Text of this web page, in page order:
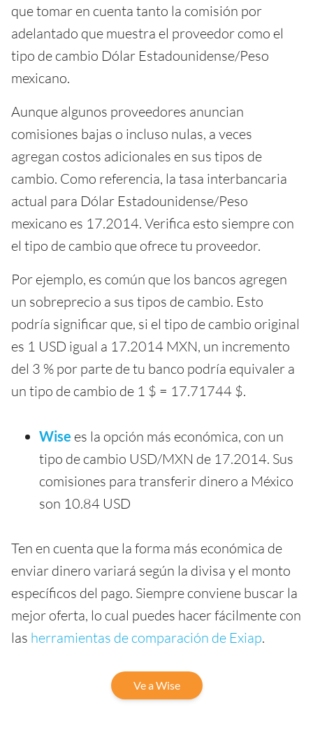
que tomar en cuenta tanto la comisión por
adelantado que muestra el proveedor como el
tipo de cambio Dólar Estadounidense/Peso
mexicano.
Aunque algunos proveedores anuncian
comisiones bajas o incluso nulas, a veces
agregan costos adicionales en sus tipos de
cambio. Como referencia, la tasa interbancaria
actual para Dólar Estadounidense/Peso
mexicano es 17.2014. Verifica esto siempre con
el tipo de cambio que ofrece tu proveedor.
Por ejemplo, es común que los bancos agregen
un sobreprecio a sus tipos de cambio. Esto
podría significar que, si el tipo de cambio original
es 1 USD igual a 17.2014 MXN, un incremento
del 3 % por parte de tu banco podría equivaler a
un tipo de cambio de 1 $ = 17.71744 $.
Wise es la opción más económica, con un
tipo de cambio USD/MXN de 17.2014. Sus
comisiones para transferir dinero a México
son 10.84 USD
Ten en cuenta que la forma más económica de
enviar dinero variará según la divisa y el monto
específicos del pago. Siempre conviene buscar la
mejor oferta, lo cual puedes hacer fácilmente con
las herramientas de comparación de Exiap.
Ve a Wise